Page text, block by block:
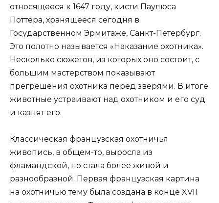
относящееся к 1647 году, кисти Паулюса
Поттера, хранящееся сегодня в
Государственном Эрмитаже, Санкт-Петербург.
Это полотно называется «Наказание охотника».
Несколько сюжетов, из которых оно состоит, с
большим мастерством показывают
прегрешения охотника перед зверями. В итоге
животные устраивают над охотником и его суд
и казнят его.
Классическая французская охотничья
живопись, в общем-то, выросла из
фламандской, но стала более живой и
разнообразной. Первая французская картина
на охотничью тему была создана в конце XVII